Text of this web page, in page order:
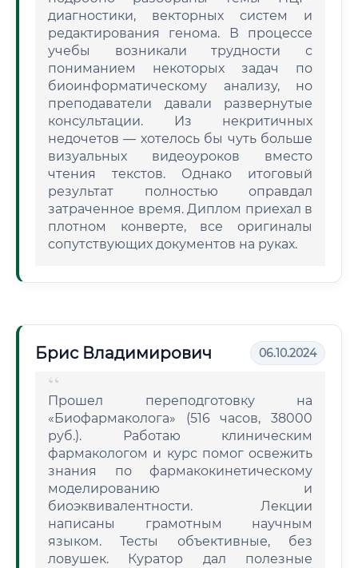
диагностики, векторных систем и
редактирования генома. В процессе
учебы возникали трудности с
пониманием некоторых задач по
биоинформатическому анализу, но
преподаватели давали развернутые
консультации. Из некритичных
недочетов — хотелось бы чуть больше
визуальных видеоуроков вместо
чтения текстов. Однако итоговый
результат полностью оправдал
затраченное время. Диплом приехал в
плотном конверте, все оригиналы
сопутствующих документов на руках.
Брис Владимирович 06.10.2024
Прошел переподготовку на
«Биофармаколога» (516 часов, 38000
руб.). Работаю клиническим
фармакологом и курс помог освежить
знания по фармакокинетическому
моделированию и
биоэквивалентности. Лекции
написаны грамотным научным
языком. Тесты объективные, без
ловушек. Куратор дал полезные